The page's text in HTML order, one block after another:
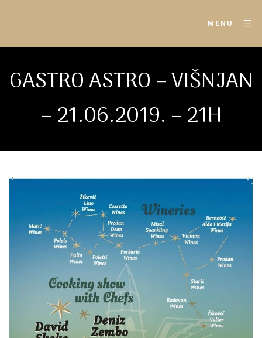
MENU
GASTRO ASTRO – VIŠNJAN
– 21.06.2019. – 21H